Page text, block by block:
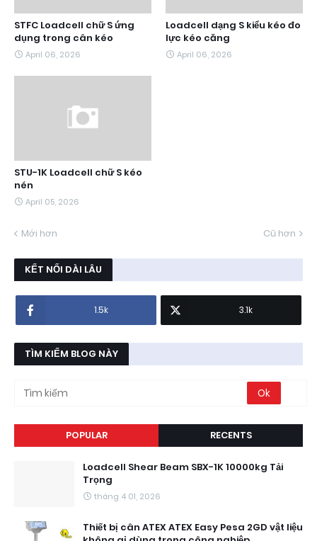
STFC Loadcell chữ S ứng
dụng trong cân kéo
April 06, 2026
Loadcell dạng S kiểu kéo đo
lực kéo căng
April 06, 2026
STU-1K Loadcell chữ S kéo
nén
April 05, 2026
Mới hơn Cũ hơn
KẾT NỐI DÀI LÂU
1.5k 3.1k
TÌM KIẾM BLOG NÀY
POPULAR RECENTS
Loadcell Shear Beam SBX-1K 10000kg Tải
Trọng
tháng 4 01, 2026
Thiết bị cân ATEX ATEX Easy Pesa 2GD vật liệu